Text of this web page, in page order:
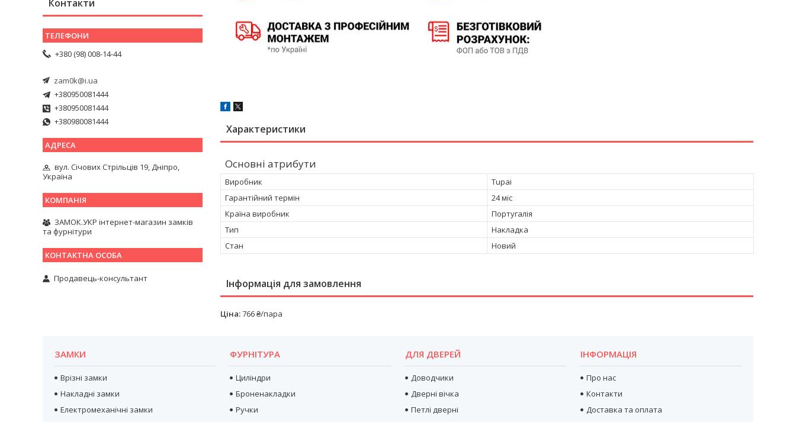
Характеристики
Основні атрибути
Виробник
Tupai
Гарантійний термін
24 міс
Країна виробник
Португалія
Тип
Накладка
Стан
Новий
Інформація для замовлення
Ціна:766 ₴/пара
Контакти
+380 (98) 008-14-44
zam0k@i.ua
+380950081444
+380950081444
+380980081444
вул. Січових Стрільців 19, Дніпро,
Україна
ЗАМОК.УКР інтернет-магазин замків
та фурнітури
Продавець-консультант
ЗАМКИ
Врізні замки
Накладні замки
Електромеханічні замки
ФУРНІТУРА
Циліндри
Броненакладки
Ручки
ДЛЯ ДВЕРЕЙ
Доводчики
Дверні вічка
Петлі дверні
ІНФОРМАЦІЯ
Про нас
Контакти
Доставка та оплата